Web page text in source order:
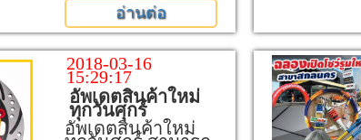
อ่านต่อ
2018-03-16
15:29:17
อัพเดตสินค้าใหม่
ทุกวันศุกร์
อัพเดตสินค้าใหม่